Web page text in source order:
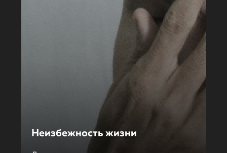
Неизбежность жизни